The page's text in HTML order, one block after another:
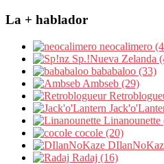
La + hablador
neocalimero
Sp.!Nueva Zelanda
bababaloo (33)
Ambseb (29)
Linanounette
cocole (20)
Radaj (16)